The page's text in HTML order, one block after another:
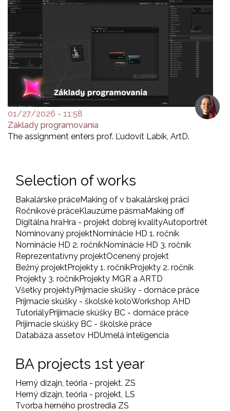
01/27/2026 - 11:58
Základy programovania
The assignment enters prof. Ľudovít Labík, ArtD.
Selection of works
Bakalárske práceMaking of v bakalárskej práci
Ročníkové práceKlauzúrne pásmaMaking off
Digitálna hraHra - projekt dobrej kvalityAutoportrét
Nominovaný projektNominácie HD 1. ročník
Nominácie HD 2. ročníkNominácie HD 3. ročník
Reprezentatívny projektOcenený projekt
Bežný projektProjekty 1. ročníkProjekty 2. ročník
Projekty 3. ročníkProjekty MGR a ARTD
Všetky projektyPríjmacie skúšky - domáce práce
Príjmacie skúšky - školské koloWorkshop AHD
TutoriályPrijimacie skúšky BC - domáce práce
Prijimacie skúšky BC - školské práce
Databáza assetov HDUmelá inteligencia
BA projects 1st year
Herný dizajn, teória - projekt, ZS
Herný dizajn, teória - projekt, LS
Tvorba herného prostredia ZS